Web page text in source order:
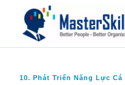
10. Phát Triển Năng Lực Cá